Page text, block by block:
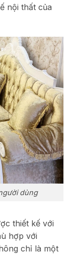
nội thất của
dùng
thiết kế với
hợp với
chỉ là một